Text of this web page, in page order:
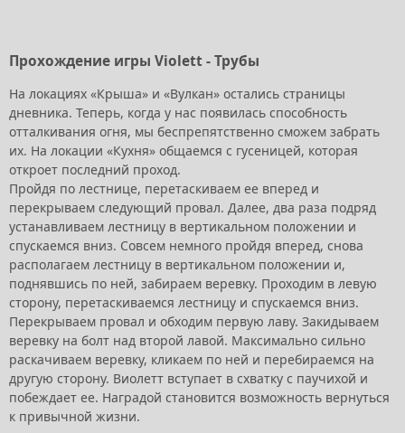
Прохождение игры Violett - Трубы
На локациях «Крыша» и «Вулкан» остались страницы
дневника. Теперь, когда у нас появилась способность
отталкивания огня, мы беспрепятственно сможем забрать
их. На локации «Кухня» общаемся с гусеницей, которая
откроет последний проход.
Пройдя по лестнице, перетаскиваем ее вперед и
перекрываем следующий провал. Далее, два раза подряд
устанавливаем лестницу в вертикальном положении и
спускаемся вниз. Совсем немного пройдя вперед, снова
располагаем лестницу в вертикальном положении и,
поднявшись по ней, забираем веревку. Проходим в левую
сторону, перетаскиваемся лестницу и спускаемся вниз.
Перекрываем провал и обходим первую лаву. Закидываем
веревку на болт над второй лавой. Максимально сильно
раскачиваем веревку, кликаем по ней и перебираемся на
другую сторону. Виолетт вступает в схватку с паучихой и
побеждает ее. Наградой становится возможность вернуться
к привычной жизни.